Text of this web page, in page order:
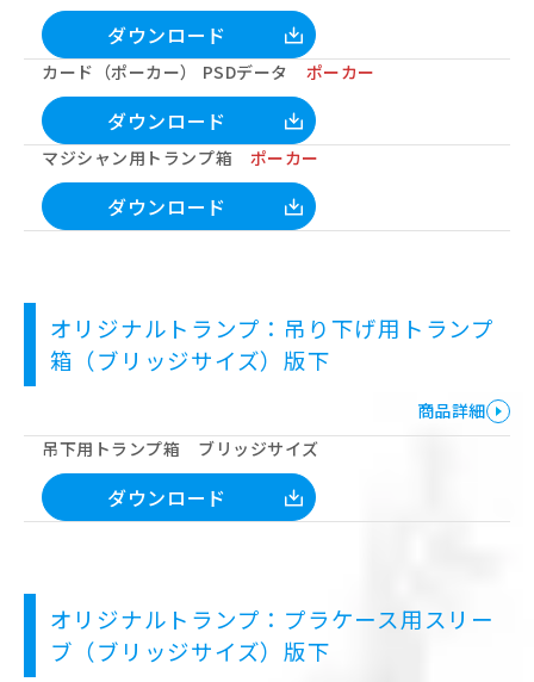
ダウンロード
カード（ポーカー） PSDデータ ポーカー
ダウンロード
マジシャン用トランプ箱 ポーカー
ダウンロード
オリジナルトランプ：吊り下げ用トランプ
箱（ブリッジサイズ）版下
商品詳細
吊下用トランプ箱 ブリッジサイズ
ダウンロード
オリジナルトランプ：プラケース用スリー
ブ（ブリッジサイズ）版下